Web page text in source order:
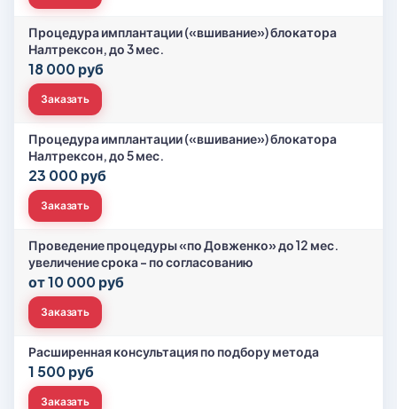
Процедура имплантации («вшивание») блокатора
Налтрексон, до 3 мес.
18 000 руб
Заказать
Процедура имплантации («вшивание») блокатора
Налтрексон, до 5 мес.
23 000 руб
Заказать
Проведение процедуры «по Довженко» до 12 мес.
увеличение срока - по согласованию
от 10 000 руб
Заказать
Расширенная консультация по подбору метода
1 500 руб
Заказать